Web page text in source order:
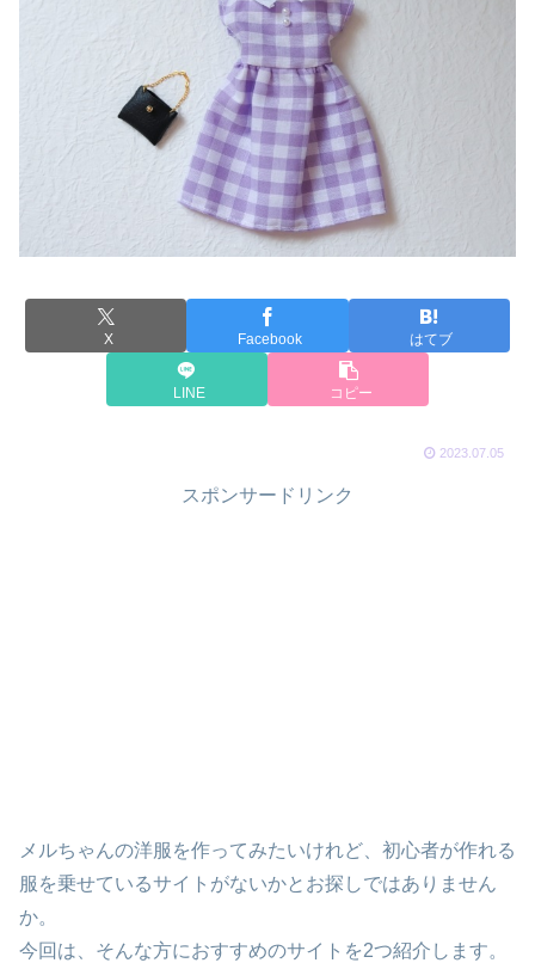
X Facebook はてブ
LINE コピー
2023.07.05
スポンサードリンク
メルちゃんの洋服を作ってみたいけれど、初心者が作れる
服を乗せているサイトがないかとお探しではありません
か。
今回は、そんな方におすすめのサイトを2つ紹介します。